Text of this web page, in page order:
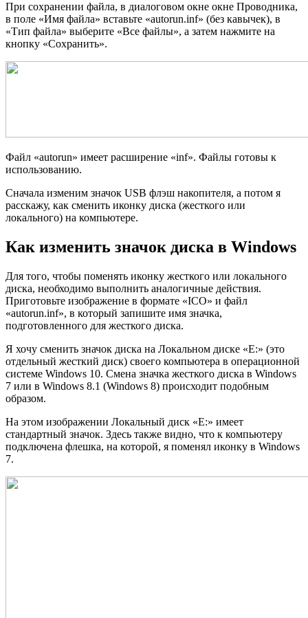
При сохранении файла, в диалоговом окне окне Проводника,
в поле «Имя файла» вставьте «autorun.inf» (без кавычек), в
«Тип файла» выберите «Все файлы», а затем нажмите на
кнопку «Сохранить».
Файл «autorun» имеет расширение «inf». Файлы готовы к
использованию.
Сначала изменим значок USB флэш накопителя, а потом я
расскажу, как сменить иконку диска (жесткого или
локального) на компьютере.
Как изменить значок диска в Windows
Для того, чтобы поменять иконку жесткого или локального
диска, необходимо выполнить аналогичные действия.
Приготовьте изображение в формате «ICO» и файл
«autorun.inf», в который запишите имя значка,
подготовленного для жесткого диска.
Я хочу сменить значок диска на Локальном диске «E:» (это
отдельный жесткий диск) своего компьютера в операционной
системе Windows 10. Смена значка жесткого диска в Windows
7 или в Windows 8.1 (Windows 8) происходит подобным
образом.
На этом изображении Локальный диск «E:» имеет
стандартный значок. Здесь также видно, что к компьютеру
подключена флешка, на которой, я поменял иконку в Windows
7.